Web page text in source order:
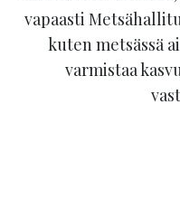
vapaasti
kuten metsässä
varmistaa